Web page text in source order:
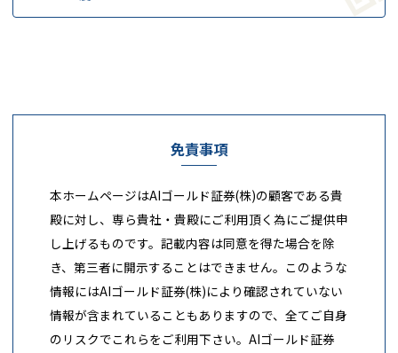
免責事項
本ホームページはAIゴールド証券(株)の顧客である貴
殿に対し、専ら貴社・貴殿にご利用頂く為にご提供申
し上げるものです。記載内容は同意を得た場合を除
き、第三者に開示することはできません。このような
情報にはAIゴールド証券(株)により確認されていない
情報が含まれていることもありますので、全てご自身
のリスクでこれらをご利用下さい。AIゴールド証券